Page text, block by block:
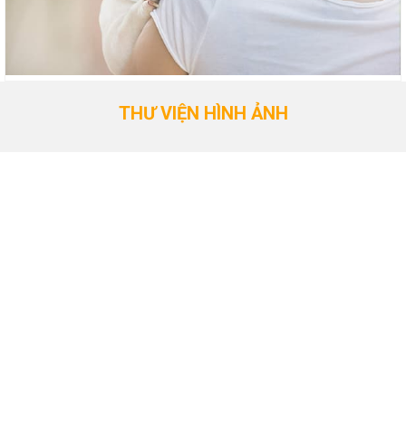
THƯ VIỆN HÌNH ẢNH